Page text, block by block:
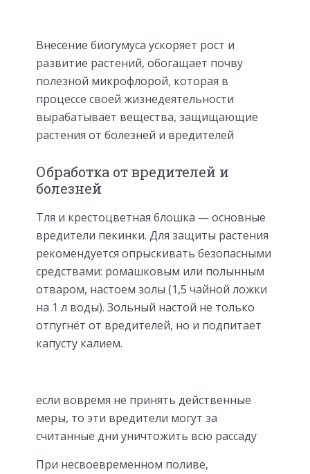
Внесение биогумуса ускоряет рост и
развитие растений, обогащает почву
полезной микрофлорой, которая в
процессе своей жизнедеятельности
вырабатывает вещества, защищающие
растения от болезней и вредителей
Обработка от вредителей и
болезней
Тля и крестоцветная блошка — основные
вредители пекинки. Для защиты растения
рекомендуется опрыскивать безопасными
средствами: ромашковым или полынным
отваром, настоем золы (1,5 чайной ложки
на 1 л воды). Зольный настой не только
отпугнёт от вредителей, но и подпитает
капусту калием.
если вовремя не принять действенные
меры, то эти вредители могут за
считанные дни уничтожить всю рассаду
При несвоевременном поливе,